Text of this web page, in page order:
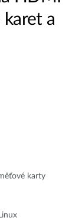
a
karty